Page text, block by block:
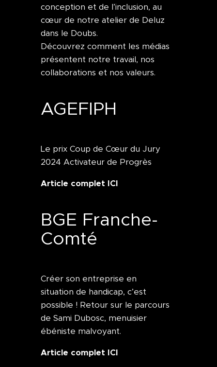
conception et de l’inclusion, au
cœur de notre atelier de Deluz
dans le Doubs.
Découvrez comment les médias
présentent notre travail, nos
collaborations et nos valeurs.
AGEFIPH
Le prix Coup de Cœur du Jury
2024 Activateur de Progrès
Article complet ICI
BGE Franche-
Comté
Créer son entreprise en
situation de handicap, c’est
possible ! Retour sur le parcours
de Sami Dubosc, menuisier
ébéniste malvoyant.
Article complet ICI